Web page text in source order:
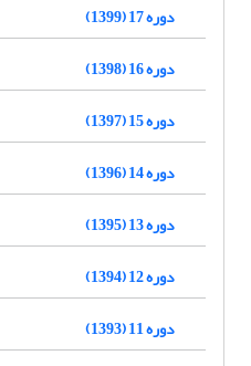
دوره 17 (1399)
دوره 16 (1398)
دوره 15 (1397)
دوره 14 (1396)
دوره 13 (1395)
دوره 12 (1394)
دوره 11 (1393)